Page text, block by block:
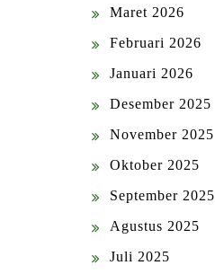
Maret 2026
Februari 2026
Januari 2026
Desember 2025
November 2025
Oktober 2025
September 2025
Agustus 2025
Juli 2025